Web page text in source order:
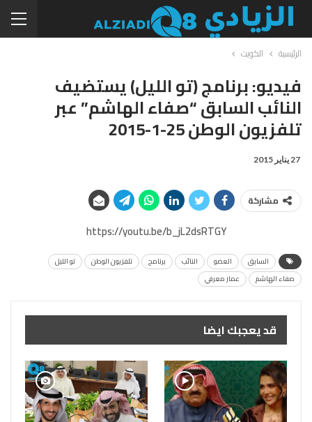
الرئيسية الكويت
فيديو: برنامج (تو الليل) يستضيف
النائب السابق “صفاء الهاشم” عبر
تلفزيون الوطن 25-1-2015
27 يناير 2015
مشاركة
https://youtu.be/b_jL2dsRTGY
السابق العضو النائب برنامج تلفزيون الوطن
تو الليل
صفاء الهاشم
عمار معرفي
قد يعجبك ايضا